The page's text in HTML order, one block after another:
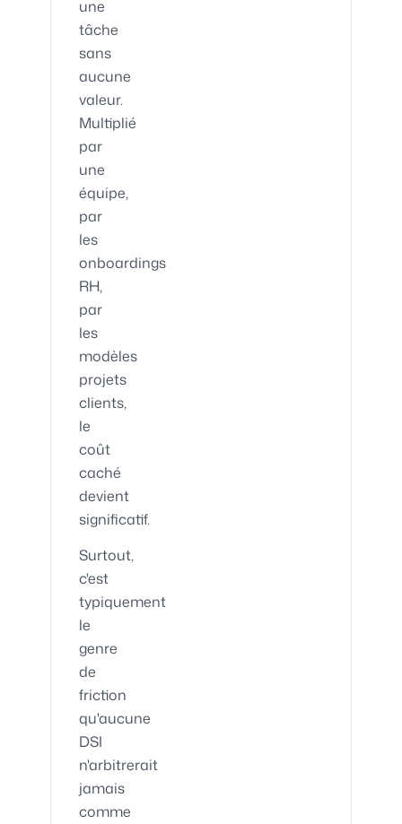
une
tâche
sans
aucune
valeur.
Multiplié
par
une
équipe,
par
les
onboardings
RH,
par
les
modèles
projets
clients,
le
coût
caché
devient
significatif.
Surtout,
c'est
typiquement
le
genre
de
friction
qu'aucune
DSI
n'arbitrerait
jamais
comme